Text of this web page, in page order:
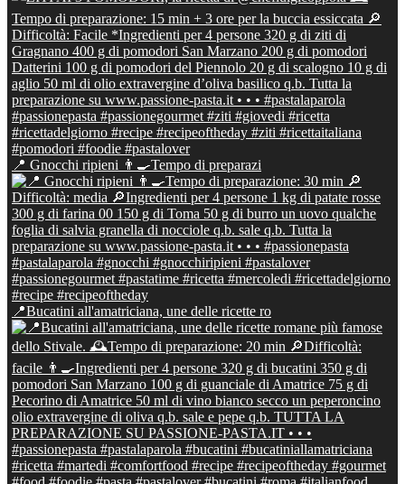
📍 Gnocchi ripieni 👨‍🍳Tempo di preparazi
📍Bucatini all'amatriciana, une delle ricette ro